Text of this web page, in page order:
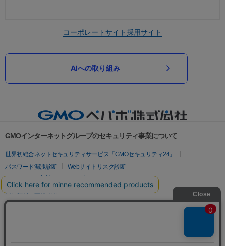
コーポレートサイト採用サイト
AIへの取り組み
GMOインターネットグループのセキュリティ事業について
世界初総合ネットセキュリティサービス「GMOセキュリティ24」
パスワード漏洩診断
Webサイトリスク診断
セキュリティ相談AIチャットボット
実在証明・盗聴対策
サイバー攻撃対策（GMOサイバーセキュリティ byイエラエ）